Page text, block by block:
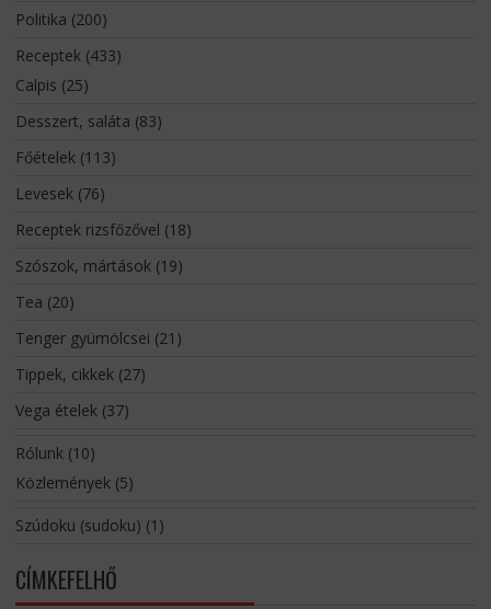
Politika (200)
Receptek(433)
Calpis (25)
Desszert, saláta (83)
Főételek(113)
Levesek(76)
Receptek rizsfőzővel (18)
Szószok, mártások(19)
Tea (20)
Tenger gyümölcsei (21)
Tippek, cikkek(27)
Vega ételek(37)
Rólunk(10)
Közlemények(5)
Szúdoku (sudoku) (1)
CÍMKEFELHŐ